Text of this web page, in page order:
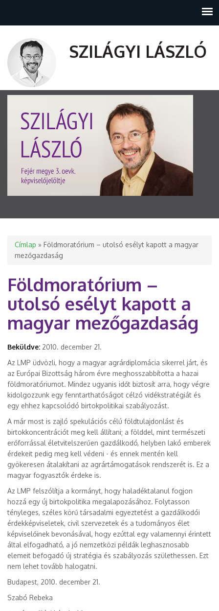
SZILÁGYI LÁSZLÓ
Jelenlegi hely
Címlap » Földmoratórium – utolsó esélyt kapott a magyar
mezőgazdaság
Földmoratórium –
utolsó esélyt kapott a
magyar mezőgazdaság
Beküldve: 2010. december 21.
Az LMP üdvözli, hogy a magyar agrárdiplomácia sikerrel járt, és
az Európai Bizottság három évre meghosszabbította a hazai
földmoratóriumot. Mindez ugyanis időt biztosít arra, hogy végre
kidolgozzunk egy fenntarthatóságot célzó vidékstratégiát és
egy ehhez kapcsolódó birtokpolitikai szabályozást.
A már most is zajló spekulációs célú földtulajdonlást és
birtokkoncentrációt meg kell állítani; a földdel, mint természeti
erőforrással életvitelszerűen gazdálkodó, helyben lakó emberek
érdekeit pedig meg kell védeni - és ennek mentén kell
gyökeresen átalakítani az agrártámogatások rendszerét is. Ez a
magyar fogyasztók érdeke is.
Az LMP felszólítja a kormányt, hogy haladéktalanul fogjon
hozzá egy új birtokpolitika megalapozásához. Folytasson
tényleges, széles körű társadalmi egyeztetést a gazdálkodói
érdekképviseletek, civil szervezetek és a tudományos élet
képviselőinek bevonásával, hogy ezúttal egy valamennyi érintett
által elfogadható, a jó nemzetközi példák leghasznosabb
elemeit befogadó új stratégia és szabályozás születhessen. Ezt
nem lehet tovább halogatni.
Budapest, 2010. december 21.
Szabó Rebeka